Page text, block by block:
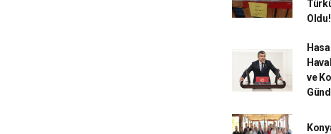
Oldu!
ve